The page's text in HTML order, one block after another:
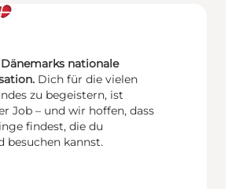
nationale
Dich für die vielen
zu begeistern, ist
Job – und wir hoffen, dass
findest, die du
besuchen kannst.